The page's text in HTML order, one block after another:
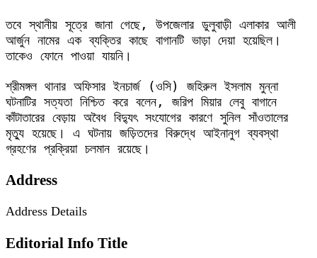
তবে স্থানীয় সূত্রে জানা গেছে, উপজেলার ডুলুবাড়ী এলাকার আলী
আর্জুন নামের এক ব্যক্তির কাছে বাগানটি ভাড়া দেয়া হয়েছিল।
তাকেও ফোনে পাওয়া যায়নি।
শ্রীমঙ্গল থানার অফিসার ইনচার্জ (ওসি) জহিরুল ইসলাম মুন্না
ঘটনাটির সত্যতা নিশ্চিত করে বলেন, জরিপ মিয়ার লেবু বাগানে
কাঁটাতারের বেড়ায় অবৈধ বিদ্যুৎ সংযোগের কারণে সুনিল সাঁওতালের
মৃত্যু হয়েছে। এ ঘটনায় জড়িতদের বিরুদ্ধে আইনানুগ ব্যবস্থা
গ্রহণের প্রক্রিয়া চলমান রয়েছে।
Address
Address Details
Editorial Info Title